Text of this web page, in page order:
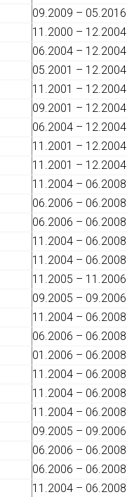
09.2009 – 05.2016
11.2000 – 12.2004
06.2004 – 12.2004
05.2001 – 12.2004
11.2001 – 12.2004
09.2001 – 12.2004
06.2004 – 12.2004
11.2001 – 12.2004
11.2001 – 12.2004
11.2004 – 06.2008
06.2006 – 06.2008
06.2006 – 06.2008
11.2004 – 06.2008
11.2004 – 06.2008
11.2005 – 11.2006
09.2005 – 09.2006
11.2004 – 06.2008
06.2006 – 06.2008
01.2006 – 06.2008
11.2004 – 06.2008
11.2004 – 06.2008
11.2004 – 06.2008
09.2005 – 09.2006
06.2006 – 06.2008
06.2006 – 06.2008
11.2004 – 06.2008